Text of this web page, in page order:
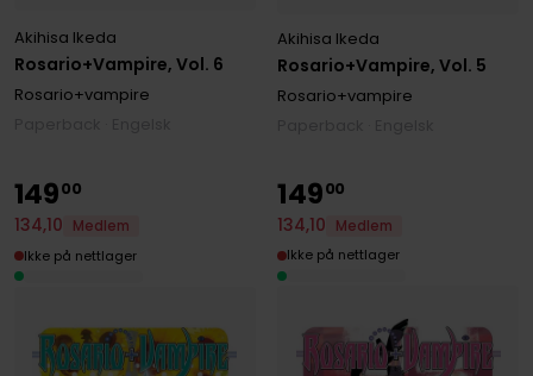
Rosario+Vampire, Vol. 6
Akihisa Ikeda
Rosario+vampire
Rosario+Vampire, Vol. 5
Akihisa Ikeda
Rosario+vampire
14900
134,10
Medlem
Ikke på nettlager
14900
134,10
Medlem
Ikke på nettlager